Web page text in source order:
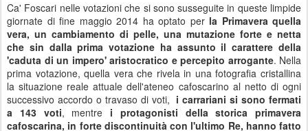
Ca' Foscari nelle votazioni che si sono susseguite in queste limpide
giornate di fine maggio 2014 ha optato per la Primavera quella
vera, un cambiamento di pelle, una mutazione forte e netta
che sin dalla prima votazione ha assunto il carattere della
'caduta di un impero' aristocratico e percepito arrogante. Nella
prima votazione, quella vera che rivela in una fotografia cristallina
la situazione reale attuale dell'ateneo cafoscarino al netto di ogni
successivo accordo o travaso di voti, i carrariani si sono fermati
a 143 voti, mentre i protagonisti della storica primavera
cafoscarina, in forte discontinuità con l'ultimo Re, hanno fatto